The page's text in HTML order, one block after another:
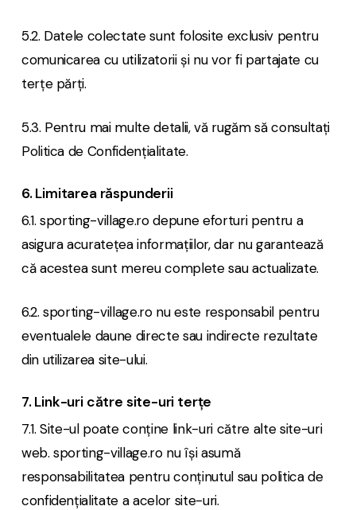
5.2. Datele colectate sunt folosite exclusiv pentru
comunicarea cu utilizatorii și nu vor fi partajate cu
terțe părți.
5.3. Pentru mai multe detalii, vă rugăm să consultați
Politica de Confidențialitate.
6. Limitarea răspunderii
6.1. sporting-village.ro depune eforturi pentru a
asigura acuratețea informațiilor, dar nu garantează
că acestea sunt mereu complete sau actualizate.
6.2. sporting-village.ro nu este responsabil pentru
eventualele daune directe sau indirecte rezultate
din utilizarea site-ului.
7. Link-uri către site-uri terțe
7.1. Site-ul poate conține link-uri către alte site-uri
web. sporting-village.ro nu își asumă
responsabilitatea pentru conținutul sau politica de
confidențialitate a acelor site-uri.